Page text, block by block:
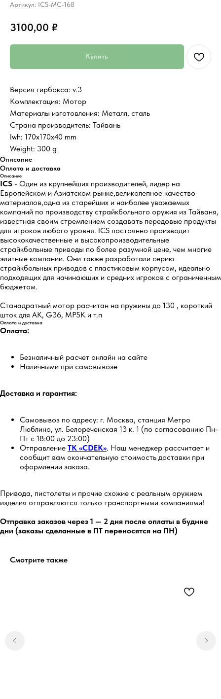
Артикул: ICS-MC-168
3100,00 ₽
Купить
Версия гирбокса: v.3
Комплектация: Мотор
Материалы изготовления: Металл, сталь
Страна производитель: Тайвань
lwh: 170x170x40 mm
Weight: 300 g
Описание
Оплата и доставка
Описание
ICS - Один из крупнейших производителей, лидер на
Европейском и Азиатском рынке,великолепное качество
материалов,одна из старейших и наиболее уважаемых
компаний по производству страйкбольного оружия из Тайваня,
известная своим стремлением создавать передовые продукты
для игроков любого уровня. ICS постоянно производит
высококачественные и высокопроизводительные
страйкбольные приводы по более разумной цене, чем многие
элитные компании. Они также разработали серию
страйкбольных приводов с пластиковым корпусом, идеально
подходящих для начинающих и средних игроков с ограниченным
бюджетом.
Станадратный мотор расчитан на пружины до 130 , короткий
шток для АК, G36, MP5K и т.п
Оплата и доставка
Оплата:
Безналичный расчет онлайн на сайте
Наличными при самовывозе
Доставка и гарантия:
Самовывоз по адресу: г. Москва, станция Метро
Люблино, ул. Белореченская 13 к. 1 (по согласованию Пн-
Пт с 18:00 до 23:00)
Отправление ТК «CDEK». Наш менеджер рассчитает и
сообщит вам окончательную стоимость доставки при
оформлении заказа.
Привода, пистолеты и прочие схожие с реальным оружием
изделия отправляются только транспортными компаниями!
Отправка заказов через 1 — 2 дня после оплаты в будние
дни (заказы сделанные в ПТ переносятся на ПН)
Смотрите также